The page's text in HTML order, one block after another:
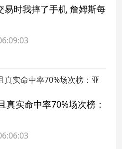
易时我摔了手机 詹姆斯每
真实命中率70%场次榜：